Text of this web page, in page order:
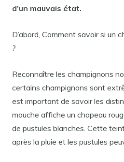
d’un mauvais état.
D’abord, Comment savoir si un
?
Reconnaître les champignons
certains champignons sont
est important de savoir les
mouche affiche un chapeau
de pustules blanches. Cette
après la pluie et les pustules